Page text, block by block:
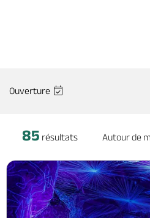
Ouverture
85 résultats Autourde